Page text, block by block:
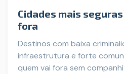
Cidades mais
fora
Destinos com baixa
infraestrutura e forte
quem vai fora sem